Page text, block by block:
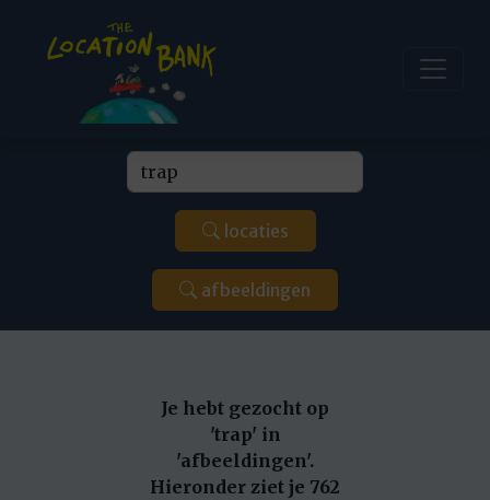
locaties
afbeeldingen
Je hebt gezocht op
'trap' in
'afbeeldingen'.
Hieronder ziet je 762